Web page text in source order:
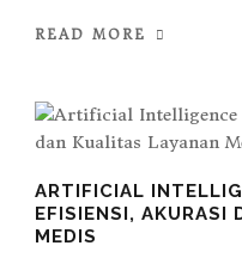
READ MORE
ARTIFICIAL
EFISIENSI, AKURASI
MEDIS